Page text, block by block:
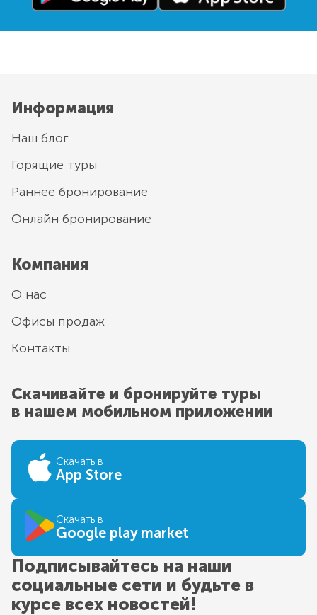
Информация
Наш блог
Горящие туры
Раннее бронирование
Онлайн бронирование
Компания
О нас
Офисы продаж
Контакты
Скачивайте и бронируйте туры
в нашем мобильном приложении
Скачать в
App Store
Скачать в
Google play market
Подписывайтесь на наши
социальные сети и будьте в
курсе всех новостей!